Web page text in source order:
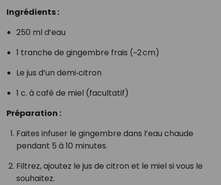
Ingrédients :
250 ml d’eau
1 tranche de gingembre frais (~2 cm)
Le jus d’un demi‑citron
1 c. à café de miel (facultatif)
Préparation :
Faites infuser le gingembre dans l’eau chaude
pendant 5 à 10 minutes.
Filtrez, ajoutez le jus de citron et le miel si vous le
souhaitez.